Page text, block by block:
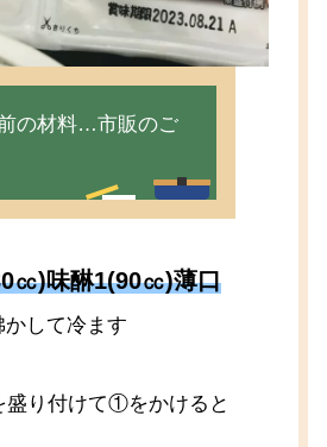
の材料…市販のご
㏄)味醂1(90㏄)薄口
かして冷ます
り付けて①をかけると